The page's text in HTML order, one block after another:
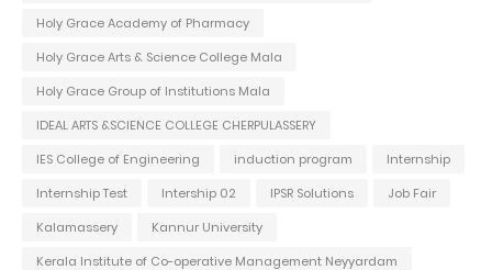
Holy Grace Academy of Pharmacy
Holy Grace Arts & Science College Mala
Holy Grace Group of Institutions Mala
IDEAL ARTS &SCIENCE COLLEGE CHERPULASSERY
IES College of Engineering
induction program
Internship
Internship Test
Intership 02 IPSR Solutions
Job Fair
Kalamassery
Kannur University
Kerala Institute of Co-operative Management Neyyardam